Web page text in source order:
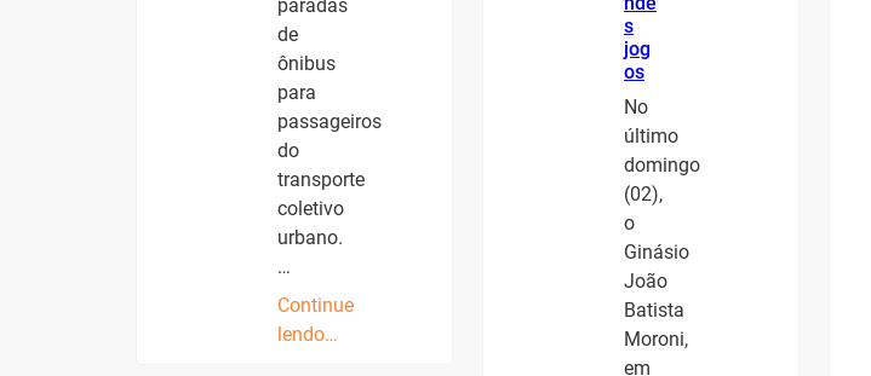
paradas
de
ônibus
para
passageiros
do
transporte
coletivo
urbano.
…
Continue
lendo…
s
jog
os
No
último
domingo
(02),
o
Ginásio
João
Batista
Moroni,
em